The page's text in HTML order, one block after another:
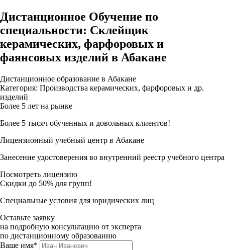
Дистанционное Обучение по
специальности: Склейщик
керамических, фарфоровых и
фаянсовых изделий в Абакане
Дистанционное образование в Абакане
Категория: Производства керамических, фарфоровых и др.
изделий
Более 5 лет на рынке
Более 5 тысяч обученных и довольных клиентов!
Лицензионный учебный центр в Абакане
Занесение удостоверения во внутренний реестр учебного центра
Посмотреть лицензию
Скидки до 50% для групп!
Специальные условия для юридических лиц
Оставьте заявку
на подробную консультацию от эксперта
по дистанционному образованию
Ваше имя*